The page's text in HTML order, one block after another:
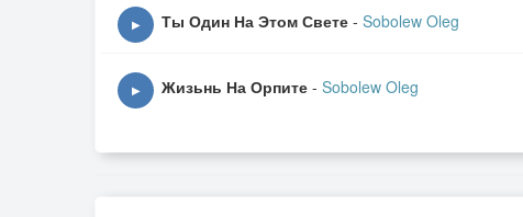
▶ Ты Один На Этом Свете - Sobolew Oleg
▶ Жизьнь На Орпите - Sobolew Oleg